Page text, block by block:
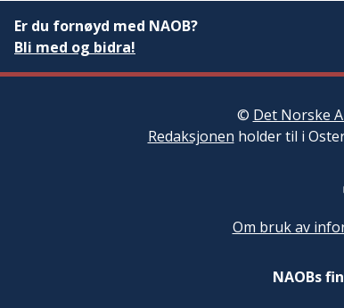
Er du fornøyd med NAOB?
Bli med og bidra!
© Det Norske
Redaksjonen holder til i
Om bruk av
NAOBs